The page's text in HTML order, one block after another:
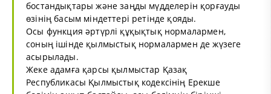
бостандықтары және заңды мүдделерін қорғауды
өзінің басым міндеттері ретінде қояды.
Осы функция әртүрлі құқықтық нормалармен,
соның ішінде қылмыстық нормалармен де жүзеге
асырылады.
Жеке адамға қарсы қылмыстар Қазақ
Республикасы Қылмыстық кодексінің Ерекше